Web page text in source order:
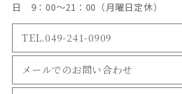
日 9：00～21：00（月曜日定休）
TEL.049-241-0909
メールでのお問い合わせ